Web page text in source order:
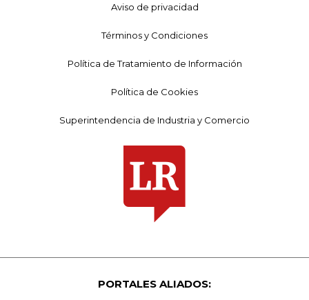
Aviso de privacidad
Términos y Condiciones
Política de Tratamiento de Información
Política de Cookies
Superintendencia de Industria y Comercio
PORTALES ALIADOS: